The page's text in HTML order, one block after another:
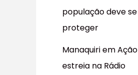
população deve se
proteger
Manaquiri em Ação
estreia na Rádio